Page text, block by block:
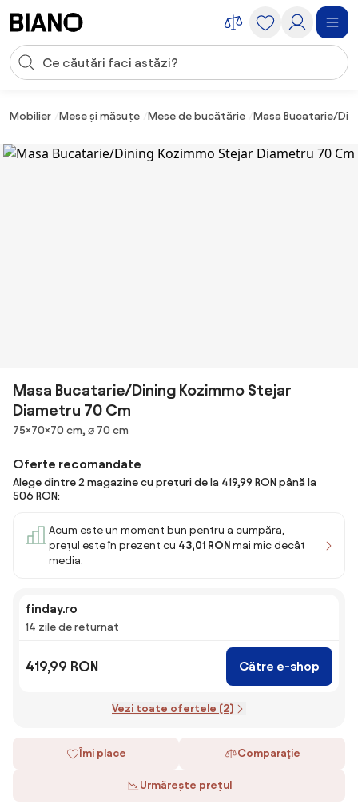
Introducerea căutării
Mobilier Mese și măsuțe Mese de bucătărie Masa Bucatarie/
Masa Bucatarie/Dining Kozimmo Stejar
Diametru 70 Cm
Dimensiuni
75×70×70 cm, ⌀ 70 cm
Oferte recomandate
Alege dintre 2 magazine cu prețuri de la 419,99 RON până la
506 RON:
Acum este un moment bun pentru a cumpăra,
prețul este în prezent cu 43,01 RON mai mic decât
media.
finday.ro
14 zile de returnat
419,99 RON Către e-shop
Vezi toate ofertele (2)
Îmi place Comparaţie
Urmărește prețul